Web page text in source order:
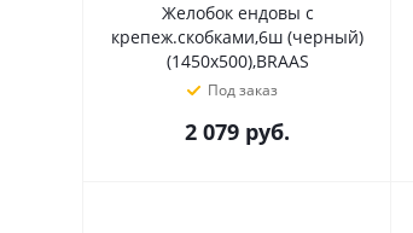
Желобок ендовы с
крепеж.скобками,6ш (черный)
(1450х500),BRAAS
Под заказ
2 079 руб.